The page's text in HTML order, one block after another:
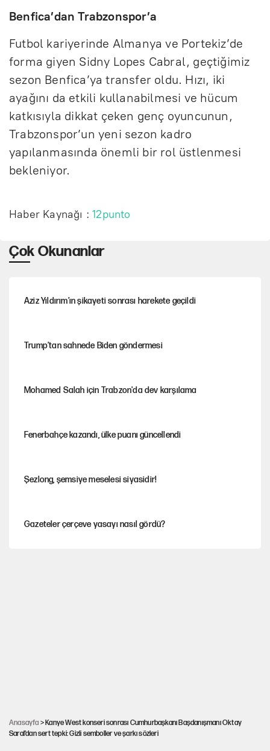
Benfica’dan Trabzonspor’a
Futbol kariyerinde Almanya ve Portekiz’de
forma giyen Sidny Lopes Cabral, geçtiğimiz
sezon Benfica’ya transfer oldu. Hızı, iki
ayağını da etkili kullanabilmesi ve hücum
katkısıyla dikkat çeken genç oyuncunun,
Trabzonspor’un yeni sezon kadro
yapılanmasında önemli bir rol üstlenmesi
bekleniyor.
Haber Kaynağı :12punto
Çok Okunanlar
Aziz Yıldırım’ın şikayeti sonrası harekete geçildi
Trump’tan sahnede Biden göndermesi
Mohamed Salah için Trabzon'da dev karşılama
Fenerbahçe kazandı, ülke puanı güncellendi
Şezlong, şemsiye meselesi siyasidir!
Gazeteler çerçeve yasayı nasıl gördü?
Anasayfa > Kanye West konseri sonrası Cumhurbaşkanı Başdanışmanı Oktay
Saral’dan sert tepki: Gizli semboller ve şarkı sözleri